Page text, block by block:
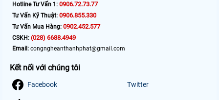
Hotline Tư Vấn 1: 0906.72.73.77
Tư Vấn Kỹ Thuật: 0906.855.330
Tư Vấn Mua Hàng: 0902.452.577
CSKH: (028) 6688.4949
Email: congngheanthanhphat@gmail.com
Kết nối với chúng tôi
Facebook Twitter